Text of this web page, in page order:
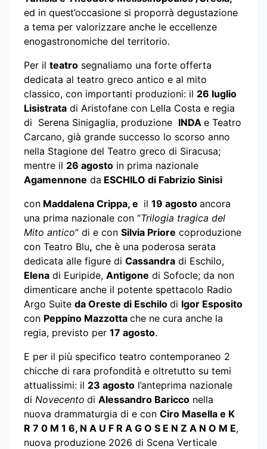
ed in quest’occasione si proporrà degustazione
a tema per valorizzare anche le eccellenze
enogastronomiche del territorio.
Per il teatro segnaliamo una forte offerta
dedicata al teatro greco antico e al mito
classico, con importanti produzioni: il 26 luglio
Lisistrata di Aristofane con Lella Costa e regia
di Serena Sinigaglia, produzione INDA e Teatro
Carcano, già grande successo lo scorso anno
nella Stagione del Teatro greco di Siracusa;
mentre il 26 agosto in prima nazionale
Agamennone da ESCHILO di Fabrizio Sinisi
con Maddalena Crippa, e il 19 agosto ancora
una prima nazionale con “Trilogia tragica del
Mito antico” di e con Silvia Priore coproduzione
con Teatro Blu, che è una poderosa serata
dedicata alle figure di Cassandra di Eschilo,
Elena di Euripide, Antigone di Sofocle; da non
dimenticare anche il potente spettacolo Radio
Argo Suite da Oreste di Eschilo di Igor Esposito
con Peppino Mazzotta che ne cura anche la
regia, previsto per 17 agosto.
E per il più specifico teatro contemporaneo 2
chicche di rara profondità e oltretutto su temi
attualissimi: il 23 agosto l’anteprima nazionale
di Novecento di Alessandro Baricco nella
nuova drammaturgia di e con Ciro Masella e K
R 7 0 M 1 6, N A U F R A G O S E N Z A N O M E,
nuova produzione 2026 di Scena Verticale